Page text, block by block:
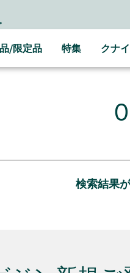
/限定品 特集 クナ
検索結果